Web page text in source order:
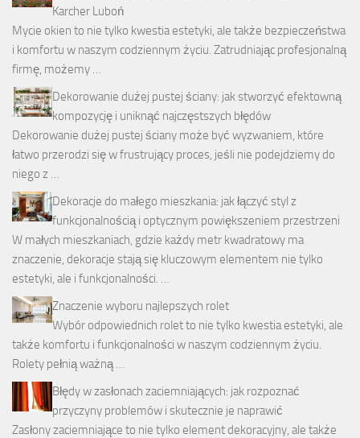
Karcher Luboń
Mycie okien to nie tylko kwestia estetyki, ale także bezpieczeństwa
i komfortu w naszym codziennym życiu. Zatrudniając profesjonalną
firmę, możemy …
Dekorowanie dużej pustej ściany: jak stworzyć efektowną
kompozycję i uniknąć najczęstszych błędów
Dekorowanie dużej pustej ściany może być wyzwaniem, które
łatwo przerodzi się w frustrujący proces, jeśli nie podejdziemy do
niego z …
Dekoracje do małego mieszkania: jak łączyć styl z
funkcjonalnością i optycznym powiększeniem przestrzeni
W małych mieszkaniach, gdzie każdy metr kwadratowy ma
znaczenie, dekoracje stają się kluczowym elementem nie tylko
estetyki, ale i funkcjonalności. …
Znaczenie wyboru najlepszych rolet
Wybór odpowiednich rolet to nie tylko kwestia estetyki, ale
także komfortu i funkcjonalności w naszym codziennym życiu.
Rolety pełnią ważną …
Błędy w zasłonach zaciemniających: jak rozpoznać
przyczyny problemów i skutecznie je naprawić
Zasłony zaciemniające to nie tylko element dekoracyjny, ale także